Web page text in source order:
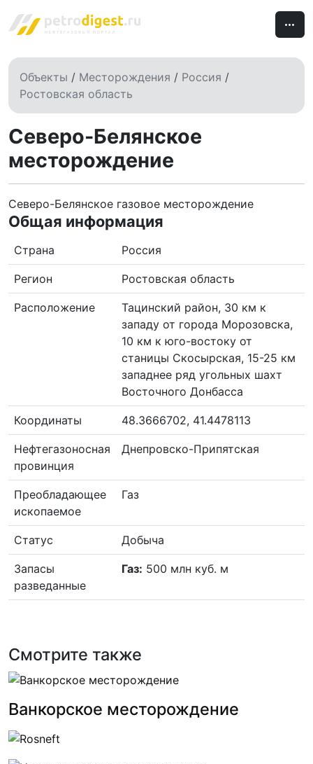
Объекты / Месторождения / Россия /
Ростовская область
Северо-Белянское
месторождение
Северо-Белянское газовое месторождение
Общая информация
Страна Россия
Регион Ростовская область
Расположение
Тацинский район, 30 км к
западу от города Морозовска,
10 км к юго-востоку от
станицы Скосырская, 15-25 км
западнее ряд угольных шахт
Восточного Донбасса
Координаты 48.3666702, 41.4478113
Нефтегазоносная
провинция
Днепровско-Припятская
Преобладающее
ископаемое
Газ
Статус Добыча
Запасы
разведанные
Газ: 500 млн куб. м
Смотрите также
Ванкорское месторождение